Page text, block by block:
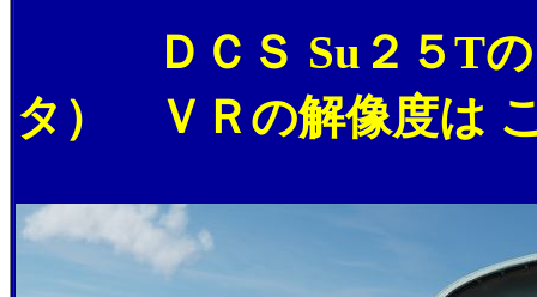
ＤＣＳ Su２５Tの
タ） ＶＲの解像度は